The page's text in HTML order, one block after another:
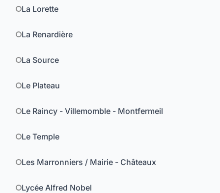
La Lorette
La Renardière
La Source
Le Plateau
Le Raincy - Villemomble - Montfermeil
Le Temple
Les Marronniers / Mairie - Châteaux
Lycée Alfred Nobel